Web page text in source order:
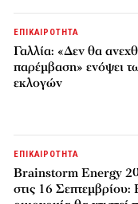
ΕΠΙΚΑΙΡΟΤΗΤΑ
Γαλλία: «Δεν θα
παρέμβαση» ενόψει
εκλογών
ΕΠΙΚΑΙΡΟΤΗΤΑ
Brainstorm Energy
στις 16 Σεπτεμβρίου: